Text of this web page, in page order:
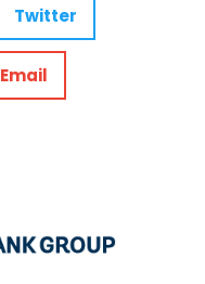
Twitter
Email